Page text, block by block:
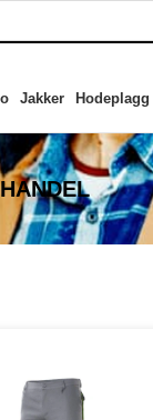
Jakker Hodeplagg